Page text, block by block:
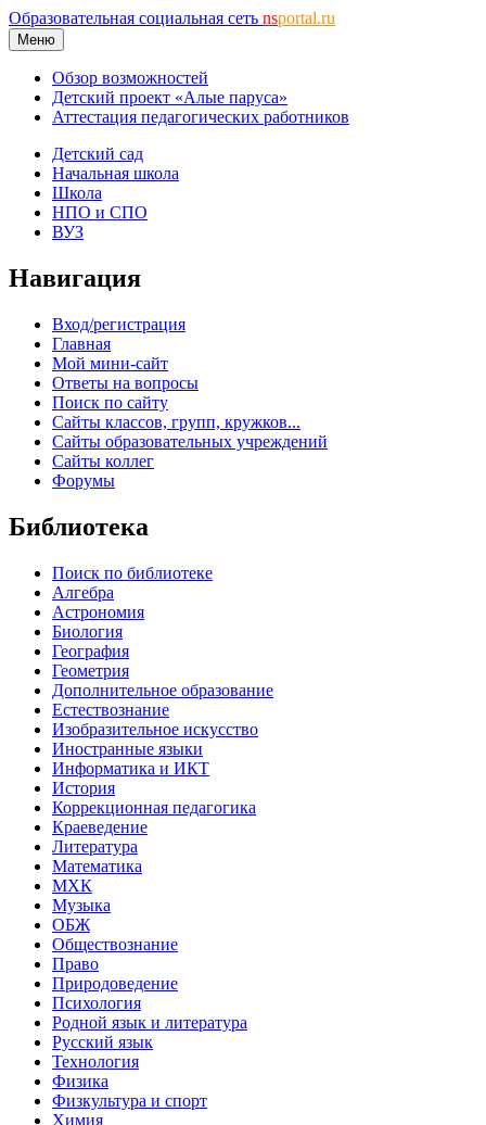
Образовательная социальная сеть nsportal.ru
Меню
Обзор возможностей
Детский проект «Алые паруса»
Аттестация педагогических работников
Детский сад
Начальная школа
Школа
НПО и СПО
ВУЗ
Навигация
Вход/регистрация
Главная
Мой мини-сайт
Ответы на вопросы
Поиск по сайту
Сайты классов, групп, кружков...
Сайты образовательных учреждений
Сайты коллег
Форумы
Библиотека
Поиск по библиотеке
Алгебра
Астрономия
Биология
География
Геометрия
Дополнительное образование
Естествознание
Изобразительное искусство
Иностранные языки
Информатика и ИКТ
История
Коррекционная педагогика
Краеведение
Литература
Математика
МХК
Музыка
ОБЖ
Обществознание
Право
Природоведение
Психология
Родной язык и литература
Русский язык
Технология
Физика
Физкультура и спорт
Химия